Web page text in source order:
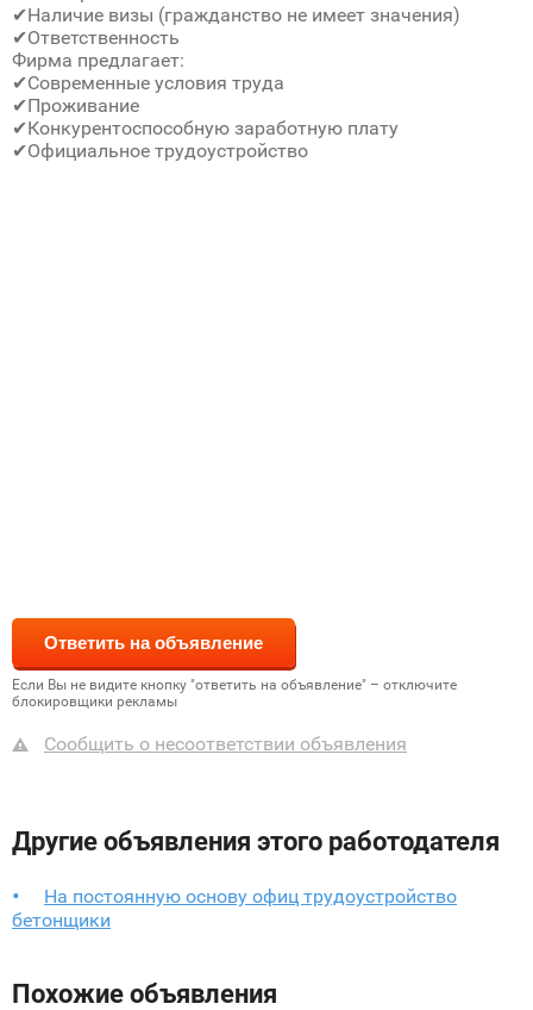
✔Наличие визы (гражданство не имеет значения)
✔Ответственность
Фирма предлагает:
✔Современные условия труда
✔Проживание
✔Конкурентоспособную заработную плату
✔Официальное трудоустройство
Если Вы не видите кнопку "ответить на объявление" – отключите
блокировщики рекламы
Сообщить о несоответствии объявления
Другие объявления этого работодателя
На постоянную основу офиц трудоустройство
бетонщики
Похожие объявления